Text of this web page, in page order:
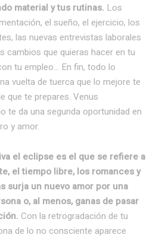
material y tus rutinas. Los
el sueño, el ejercicio, los
las nuevas entrevistas laborales
cambios que quieras hacer en tu
tu empleo… En fin, todo lo
vuelta de tuerca que lo mejore te
que te prepares. Venus
te da una segunda oportunidad en
y amor.
el eclipse es el que se refiere a
el tiempo libre, los romances y
surja un nuevo amor por una
o, al menos, ganas de pasar
Con la retrogradación de tu
de lo no consciente aparece